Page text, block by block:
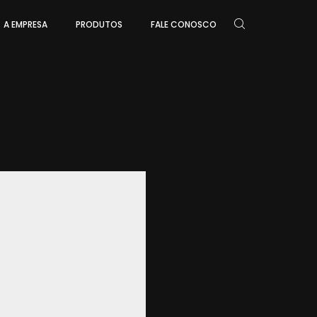
A EMPRESA PRODUTOS FALE CONOSCO